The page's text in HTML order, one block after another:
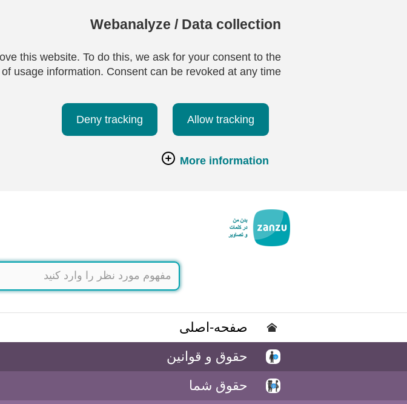
Webanalyze / Data collection
this website. To do this, we ask for your consent to the
usage information. Consent can be revoked at any time.
Allow tracking
Deny tracking
More information
صفحه-اصلی
حقوق و قوانین
حقوق شما